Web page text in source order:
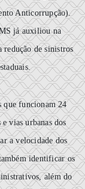
Anticorrupção).
já auxiliou na
redução de sinistros
que funcionam 24
vias urbanas dos
a velocidade dos
identificar os
além do